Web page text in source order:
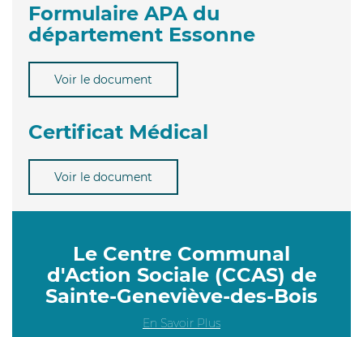
Formulaire APA du
département Essonne
Voir le document
Certificat Médical
Voir le document
Le Centre Communal
d'Action Sociale (CCAS) de
Sainte-Geneviève-des-Bois
En Savoir Plus